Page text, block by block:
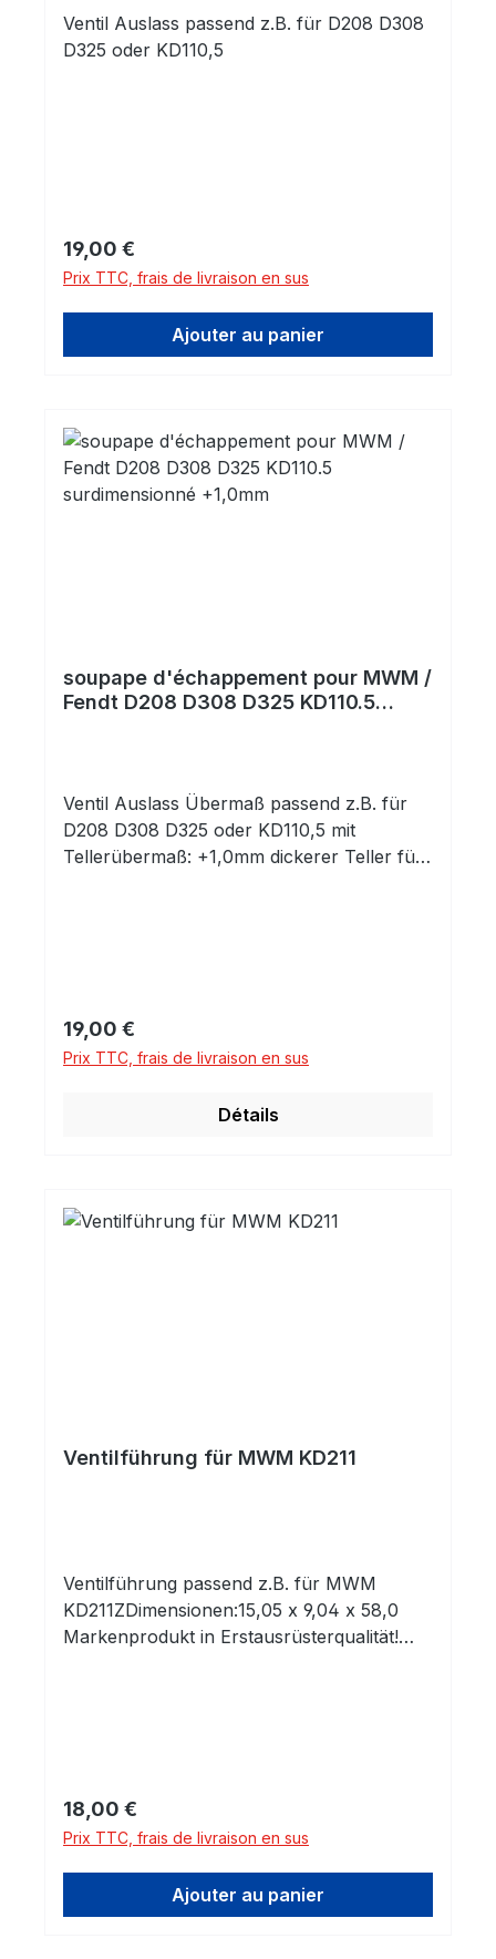
Ventil Auslass passend z.B. für D208 D308
D325 oder KD110,5
Prix régulier :
19,00 €
Prix TTC, frais de livraison en sus
Ajouter au panier
soupape d'échappement pour MWM /
Fendt D208 D308 D325 KD110.5
Ventil Auslass Übermaß passend z.B. für
D208 D308 D325 oder KD110,5 mit
Tellerübermaß: +1,0mm dickerer Teller für
Prix régulier :
19,00 €
Prix TTC, frais de livraison en sus
Détails
Ventilführung für MWM KD211
Ventilführung passend z.B. für MWM
KD211ZDimensionen:15,05 x 9,04 x 58,0
Markenprodukt in Erstausrüsterqualität!
Fachhändler,
Motoreninstandsetzungsbetriebe und
Motorenhersteller in ganz Europa mit
unseren hochwertigen Komponenten
beliefert. Sie erhalten Eigenentwicklungen
Prix régulier :
18,00 €
Prix TTC, frais de livraison en sus
Ajouter au panier